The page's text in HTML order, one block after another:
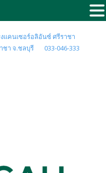
แคนเซอร์อลิอันซ์ ศรีราชา
ชา จ.ชลบุรี
033-046-333